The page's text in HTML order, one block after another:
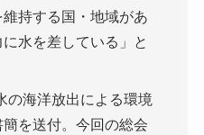
持する国・地域があ
水を差している」と
の海洋放出による環境
を送付。今回の総会